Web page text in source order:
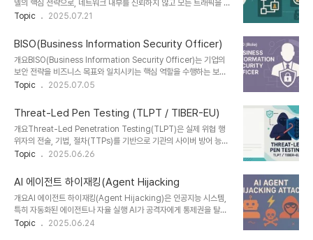
법률줄여서 ‘정보통신망법’으로 통용목적통신망 기반 서비스의 안정
적 운영과 개인정보 보호ICT 산업 신뢰 기반 확보적용 대상인터넷서
간 모두 포함이 법은 개인정보보..
델의 핵심 전략으로, 네트워크 내부를 신뢰하지 않고 모든 트래픽을 지
속적으로 검증하며, 마이크로 세분화(Micro-Segmentation)를 통
식을 탈피하여, 워크로드 간의 최소 권한 통신만 허용하고, 애플리케이
션 단위로 보안 정책을 적용함으로써 고도화된 사이버 위협에 효과적
으로 대응합니다.1. 개념 및 정의Zero-Trust Segmentation은
“신뢰하지 말고, 항상 검증하라”는 제로 트러스트 철학을 기반으로, 네
트워크 및 애플리케이션 환경을 논리적으로 세분화하여 보안을 강화
이터 등 세..
Topic 2025.07.21
BISO(Business Information Security Officer)
개요BISO(Business Information Security Officer)는 기업의
보안 전략을 비즈니스 목표와 일치시키는 핵심 역할을 수행하는 보안
책임자입니다. CISO와 현업 간의 가교 역할을 하며, 각 부서별 보안
버 보안 리스크를 효과적으로 관리합니다.1. 개념 및 정의BISO: 정보
보안 정책과 비즈니스 전략의 정렬을 담당하는 중간 관리자 또는 고위
책임자주요 목적: 비즈니스 부문에서 보안 요구를 명확히 파악하고, 이
를 기술적 보안 전략과 연결역할 위치: 보통 CISO의 조직 하에 있으
며, 각 사업부 또는 지역 단위로 존재2. 특징 항목 설명 유사 직책과의
Topic 2025.07.05
Threat-Led Pen Testing (TLPT / TIBER-EU)
개요Threat-Led Penetration Testing(TLPT)은 실제 위협 행
위자의 전술, 기법, 절차(TTPs)를 기반으로 기관의 사이버 방어 능력
을 테스트하는 고도화된 보안 평가 방식입니다. 유럽에서는 TIBER-
표준화된 프레임워크로 제도화되어 금융기관 중심으로 확산되고 있으
며, 사이버 레질리언스를 확보하기 위한 선진적 대응 방식으로 주목받
고 있습니다.1. 개념 및 정의TLPT(Threat-Led Pen Testing): 위
협 인텔리전스 기반 시나리오로 설계된 침투 테스트로, 보안 시스템의
실전 대응력 평가TIBER-EU: 유럽중앙은행(ECB) 주도 아래 수립된
Topic 2025.06.26
AI 에이전트 하이재킹(Agent Hijacking
개요AI 에이전트 하이재킹(Agent Hijacking)은 인공지능 시스템,
특히 자동화된 에이전트나 자율 실행 AI가 공격자에게 통제권을 탈취
당하는 사이버 공격 유형입니다. 이는 명령어 조작, 학습 데이터 오염,
Topic 2025.06.24